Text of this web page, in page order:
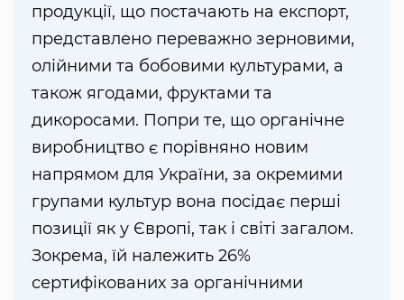
продукції, що постачають на експорт,
представлено переважно зерновими,
олійними та бобовими культурами, а
також ягодами, фруктами та
дикоросами. Попри те, що органічне
виробництво є порівняно новим
напрямом для України, за окремими
групами культур вона посідає перші
позиції як у Європі, так і світі загалом.
Зокрема, їй належить 26%
сертифікованих за органічними